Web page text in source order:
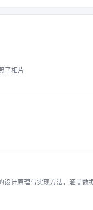
了相片
计原理与实现方法，涵盖数